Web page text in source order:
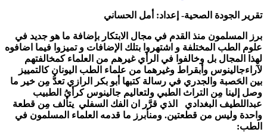
تقرير الجودة الصحية- إعداد: أمل الحساني
برز المسلمون منذ القدم في مجال الابتكار بإضافة ما هو جديد في
علوم الطب المختلفة و اشتهروا بتلك الإضافات و تميزوا فيما اضافوه
لهذا المجال بل وخالفوا في الرأي غيرهم من العلماء كمخالفتهم
لآراءجالينوس وأبقراط وغيرهما من علماء الطب اليونان كالتمييز
بين الحَصبة والجدري في رسالة كتبها أبو بكر الرازي تعدُّ مِن خير ما
وصل إلينا مِن التراث الطبي ولتعاليم جالينوس كرأيُ الطبيب
عبداللطيف البغدادي الذي قرَّر ان الفك السفلي يتألف مِن قطعة
واحدة وليس من قطعتين. ومنأبرز ما قدمه العلماء المسلمون في
الطب: